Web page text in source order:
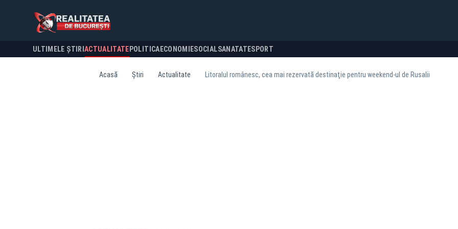
ULTIMELE ȘTIRI ACTUALITATE POLITICA ECONOMIESOCIALSANATATESPORT
Acasă Știri Actualitate Litoralul românesc, cea mai rezervată destinaţie pentru weekend-ul de Rusalii